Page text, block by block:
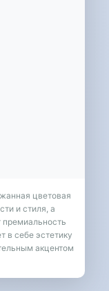
цветовая
и стиля, а
премиальность
в себе эстетику
акцентом